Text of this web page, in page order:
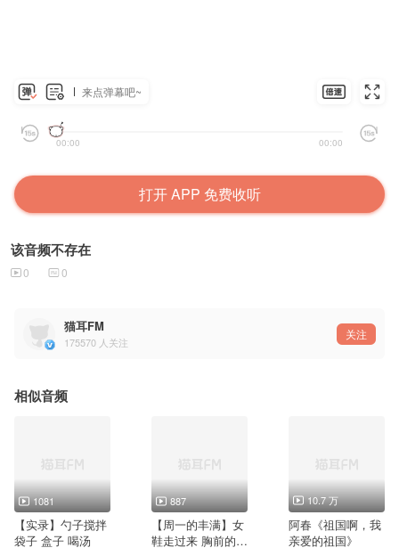
来点弹幕吧~
00:00 00:00
打开 APP 免费收听
该音频不存在
0 0
猫耳FM
175570 人关注
关注
相似音频
1081
【实录】勺子搅拌
袋子 盒子 喝汤
887
【周一的丰满】女
鞋走过来 胸前的牌
10.7 万
阿春《祖国啊，我
亲爱的祖国》